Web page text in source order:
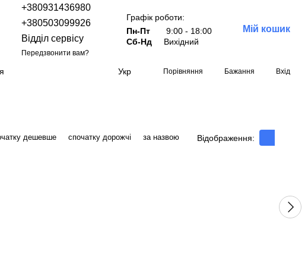
+380931436980
+380503099926
Відділ сервісу
Передзвонити вам?
Графік роботи:
Пн-Пт
9:00 - 18:00
Сб-Нд
Вихідний
Мій кошик
Укр Порівняння Бажання Вхід
дешевше спочатку дорожчі за назвою Відображення: